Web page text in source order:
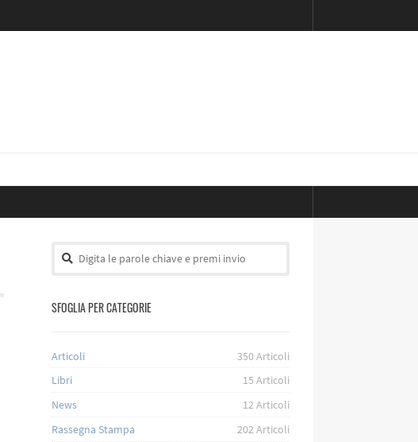
SFOGLIA PER CATEGORIE
Articoli 350Articoli
Libri
15 Articoli
News
12Articoli
Rassegna Stampa
202Articoli